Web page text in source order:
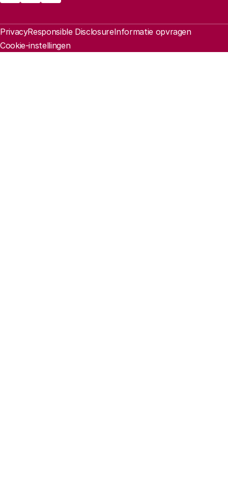
Juridische informatie
PrivacyResponsible DisclosureInformatie opvragen
Cookie-instellingen